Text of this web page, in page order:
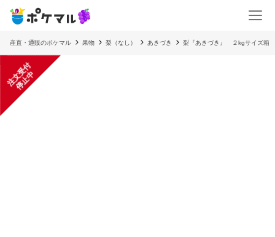
産直・通販のポケマル 果物 梨（なし） あきづき 梨『あきづき』 ２kgサイズ箱
注
文
受
付
停
止
中